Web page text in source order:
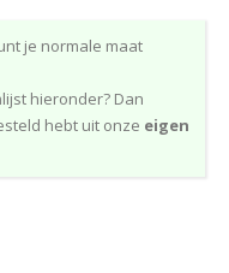
je normale maat
hieronder? Dan
hebt uit onze eigen